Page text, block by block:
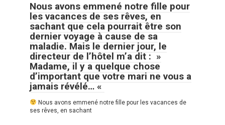
Nous avons emmené notre fille pour
les vacances de ses rêves, en
sachant que cela pourrait être son
dernier voyage à cause de sa
maladie. Mais le dernier jour, le
directeur de l’hôtel m’a dit : »
Madame, il y a quelque chose
d’important que votre mari ne vous a
jamais révélé… «
Nous avons emmené notre fille pour les vacances de
ses rêves, en sachant